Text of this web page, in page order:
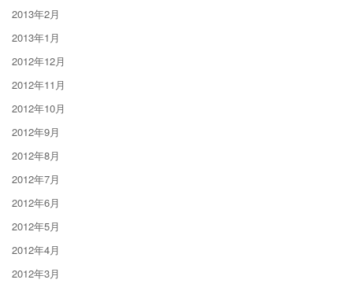
2013年2月
2013年1月
2012年12月
2012年11月
2012年10月
2012年9月
2012年8月
2012年7月
2012年6月
2012年5月
2012年4月
2012年3月